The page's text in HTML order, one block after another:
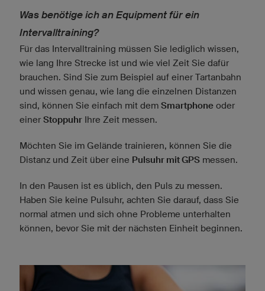
Was benötige ich an Equipment für ein
Intervalltraining?
Für das Intervalltraining müssen Sie lediglich wissen,
wie lang Ihre Strecke ist und wie viel Zeit Sie dafür
brauchen. Sind Sie zum Beispiel auf einer Tartanbahn
und wissen genau, wie lang die einzelnen Distanzen
sind, können Sie einfach mit dem Smartphone oder
einer Stoppuhr Ihre Zeit messen.
Möchten Sie im Gelände trainieren, können Sie die
Distanz und Zeit über eine Pulsuhr mit GPS messen.
In den Pausen ist es üblich, den Puls zu messen.
Haben Sie keine Pulsuhr, achten Sie darauf, dass Sie
normal atmen und sich ohne Probleme unterhalten
können, bevor Sie mit der nächsten Einheit beginnen.